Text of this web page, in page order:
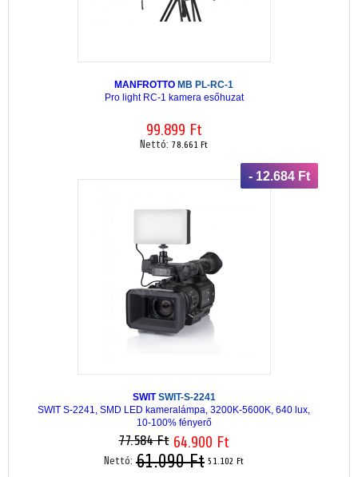
MANFROTTO MB PL-RC-1
Pro light RC-1 kamera esőhuzat
99.899 Ft
Nettó: 78.661 Ft
- 12.684 Ft
SWITSWIT-S-2241
SWIT S-2241, SMD LED kameralámpa, 3200K-5600K, 640 lux,
10-100% fényerő
77.584 Ft 64.900 Ft
Nettó: 61.090 Ft 51.102 Ft